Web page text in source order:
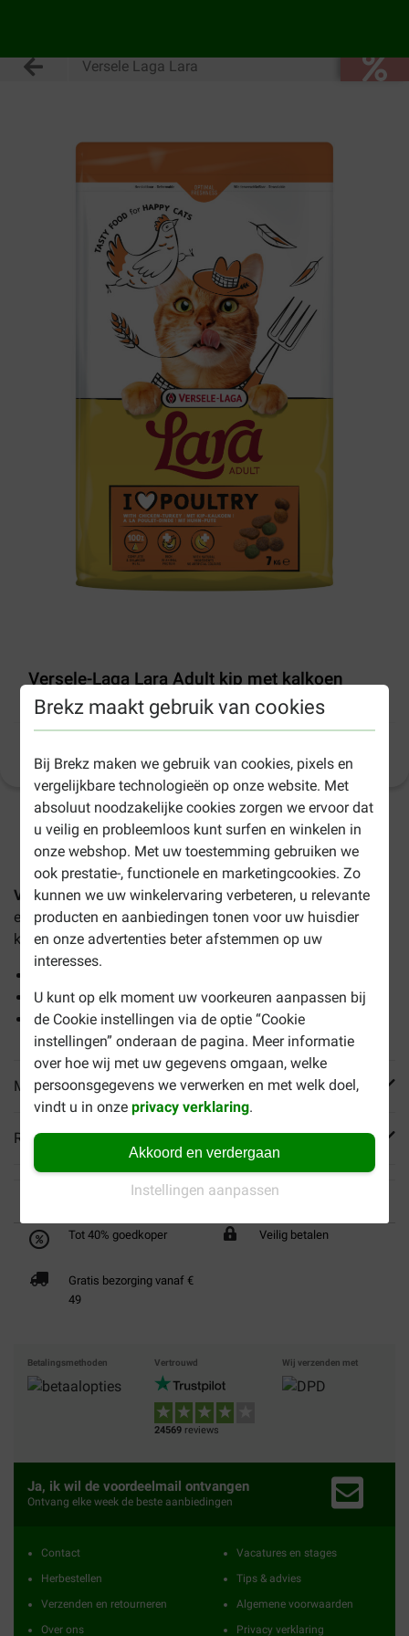
Brekz maakt gebruik van cookies
Bij Brekz maken we gebruik van cookies, pixels en
vergelijkbare technologieën op onze website. Met
absoluut noodzakelijke cookies zorgen we ervoor dat
u veilig en probleemloos kunt surfen en winkelen in
onze webshop. Met uw toestemming gebruiken we
ook prestatie-, functionele en marketingcookies. Zo
kunnen we uw winkelervaring verbeteren, u relevante
producten en aanbiedingen tonen voor uw huisdier
en onze advertenties beter afstemmen op uw
interesses.
U kunt op elk moment uw voorkeuren aanpassen bij
de Cookie instellingen via de optie “Cookie
instellingen” onderaan de pagina. Meer informatie
over hoe wij met uw gegevens omgaan, welke
persoonsgegevens we verwerken en met welk doel,
vindt u in onzeprivacy verklaring.
Akkoord en verdergaan
Instellingen aanpassen
Versele Laga Lara
Versele-Laga Lara Adult kip met kalkoen
kattenvoer
17 Productinformatie
1-3 werkdagen levertijd, tenzij anders aangegeven
Versele-Laga Lara Adult kip met kalkoen kattenvoeris
een heerlijke, complete droogvoeding voor volwassen
katten vanaf 1 jaar.
Ondersteunt de algehele lichaamsconditie
Bevat vitaminen en mineralen
Meer informatie
Reviews
Tot 40% goedkoper Veilig betalen
Gratis bezorging vanaf €
49
Betalingsmethoden Vertrouwd
24569 reviews
Wij verzenden met
Ja, ik wil de voordeelmail ontvangen
Ontvang elke week de beste aanbiedingen
Contact
Herbestellen
Verzenden en retourneren
Over ons
Vacatures en stages
Tips & advies
Algemene voorwaarden
Privacy verklaring